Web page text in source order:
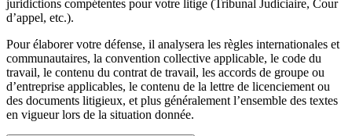
juridictions compétentes pour votre litige (Tribunal Judiciaire, Cour
d’appel, etc.).
Pour élaborer votre défense, il analysera les règles internationales et
communautaires, la convention collective applicable, le code du
travail, le contenu du contrat de travail, les accords de groupe ou
d’entreprise applicables, le contenu de la lettre de licenciement ou
des documents litigieux, et plus généralement l’ensemble des textes
en vigueur lors de la situation donnée.